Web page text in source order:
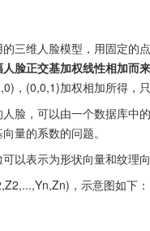
三维人脸模型，用固定的点
脸正交基加权线性相加而来
，(0,0,1)加权相加所得，只
脸，可以由一个数据库中
量的系数的问题。
以表示为形状向量和纹理向
，示意图如下：